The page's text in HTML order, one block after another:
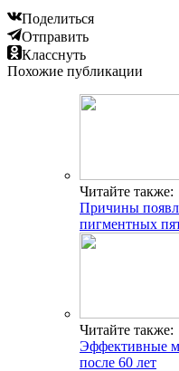
Поделиться
Отправить
Класснуть
Похожие публикации
Читайте также:
Причины
пигментных
Читайте также:
Эффективные
после 60 лет